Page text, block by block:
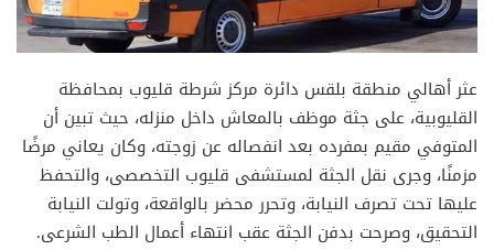
عثر أهالي منطقة بلقس دائرة مركز شرطة قليوب بمحافظة
القليوبية، على جثة موظف بالمعاش داخل منزله، حيث تبين أن
المتوفي مقيم بمفرده بعد انفصاله عن زوجته، وكان يعاني مرضًا
مزمنًا، وجرى نقل الجثة لمستشفى قليوب التخصصى، والتحفظ
عليها تحت تصرف النيابة، وتحرر محضر بالواقعة، وتولت النيابة
التحقيق، وصرحت بدفن الجثة عقب انتهاء أعمال الطب الشرعى.